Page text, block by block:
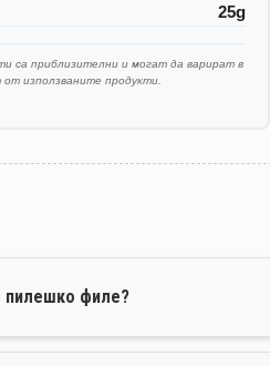
25g
са приблизителни и могат да варират в
от използваните продукти.
пилешко филе?